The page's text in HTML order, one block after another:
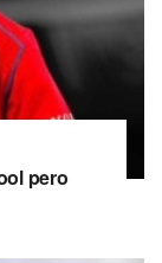
pero